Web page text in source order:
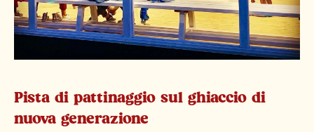
Pista di pattinaggio sul ghiaccio di
nuova generazione